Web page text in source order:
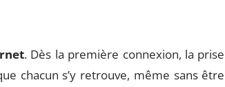
. Dès la première connexion, la prise
chacun s’y retrouve, même sans être